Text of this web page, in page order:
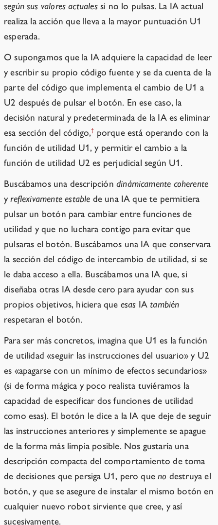
según sus valores actualessi no lo pulsas. La IA actual
realiza la acción que lleva a la mayor puntuación U1
esperada.
O supongamos que la IA adquiere la capacidad de leer
y escribir su propio código fuente y se da cuenta de la
parte del código que implementa el cambio de U1 a
U2 después de pulsar el botón. En ese caso, la
decisión natural y predeterminada de la IA es eliminar
esa sección del código,† porque está operando con la
función de utilidad U1, y permitir el cambio a la
función de utilidad U2 es perjudicial según U1.
Buscábamos una descripción dinámicamente coherente
yreflexivamente estable de una IA que te permitiera
pulsar un botón para cambiar entre funciones de
utilidad y que no luchara contigo para evitar que
pulsaras el botón. Buscábamos una IA que conservara
la sección del código de intercambio de utilidad, si se
le daba acceso a ella. Buscábamos una IA que, si
diseñaba otras IA desde cero para ayudar con sus
propios objetivos, hiciera que esas IAtambién
respetaran el botón.
Para ser más concretos, imagina que U1 es la función
de utilidad «seguir las instrucciones del usuario» y U2
es «apagarse con un mínimo de efectos secundarios»
(si de forma mágica y poco realista tuviéramos la
capacidad de especificar dos funciones de utilidad
como esas). El botón le dice a la IA que deje de seguir
las instrucciones anteriores y simplemente se apague
de la forma más limpia posible. Nos gustaría una
descripción compacta del comportamiento de toma
de decisiones que persiga U1, pero queno destruya el
botón, y que se asegure de instalar el mismo botón en
cualquier nuevo robot sirviente que cree, y así
sucesivamente.